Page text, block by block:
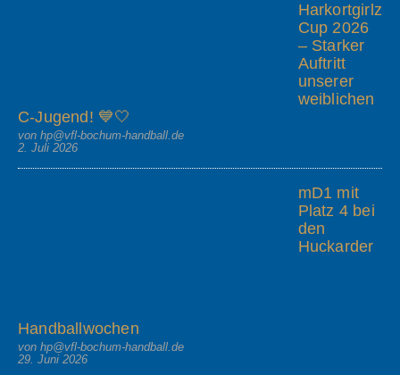
Harkortgirlz
Cup 2026
– Starker
Auftritt
unserer
weiblichen
C-Jugend! 💙🤍
von hp@vfl-bochum-handball.de
2. Juli 2026
mD1 mit
Platz 4 bei
den
Huckarder
Handballwochen
von hp@vfl-bochum-handball.de
29. Juni 2026